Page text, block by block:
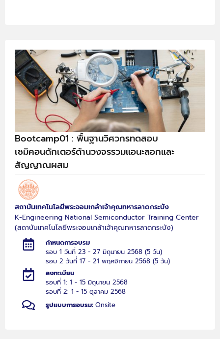
Bootcamp01 : พื้นฐานวิศวกรทดสอบ
เซมิคอนดักเตอร์ด้านวงจรรวมแอนะลอกและ
สัญญาณผสม
สถาบันเทคโนโลยีพระจอมเกล้าเจ้าคุณทหารลาดกระบัง
K-Engineering National Semiconductor Training Center
(สถาบันเทคโนโลยีพระจอมเกล้าเจ้าคุณทหารลาดกระบัง)
กำหนดการอบรม
รอบ 1 วันที่ 23 - 27 มิถุนายน 2568 (5 วัน)
รอบ 2 วันที่ 17 - 21 พฤศจิกายน 2568 (5 วัน)
ลงทะเบียน
รอบที่ 1: 1 - 15 มิถุนายน 2568
รอบที่ 2: 1 - 15 ตุลาคม 2568
รูปแบบการอบรม: Onsite